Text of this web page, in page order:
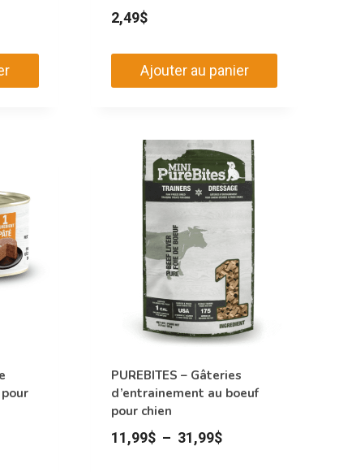
2,49$
Ajouter au panier
PUREBITES – Gâteries
d’entrainement au boeuf
pour chien
11,99$ – 31,99$Plage